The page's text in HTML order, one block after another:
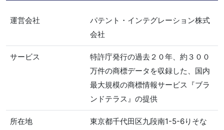
運営会社
パテント・インテグレーション株式
会社
サービス
特許庁発行の過去２０年、約３００
万件の商標データを収録した、国内
最大規模の商標情報サービス『ブラ
ンドテラス』の提供
所在地
東京都千代田区九段南1-5-6りそな